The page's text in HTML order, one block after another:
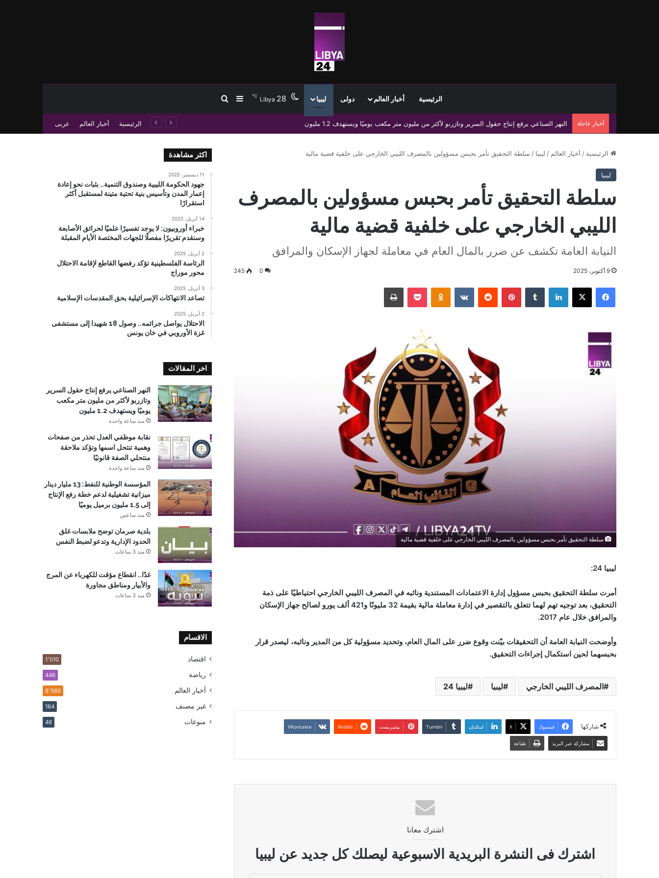
الرئيسية أخبار العالم دولى ليبيا Libya 28
℃ إضافة عمود جانبي
بحث عن
أخبار عاجلة نقابة موظفي العدل تحذر من صفحات وهمية تنتحل اسمها وتؤكد ملاحقة منتحلي الصفة قانونيًا الرئيسية أخبار العالم عربى
الرئيسية / أخبار العالم / ليبيا / سلطة التحقيق تأمر بحبس مسؤولين بالمصرف الليبي الخارجي على خلفية قضية مالية
ليبيا
سلطة التحقيق تأمر بحبس مسؤولين بالمصرف
الليبي الخارجي على خلفية قضية مالية
النيابة العامة تكشف عن ضرر بالمال العام في معاملة لجهاز الإسكان والمرافق
9 أكتوبر، 2025 0
245
فيسبوك ‫X لينكدإن بينتيريست Odnoklassniki
‫Pocket طباعة
سلطة التحقيق تأمر بحبس مسؤولين بالمصرف الليبي الخارجي على خلفية قضية مالية
ليبيا 24:
أمرت سلطة التحقيق بحبس مسؤول إدارة الاعتمادات المستندية ونائبه في المصرف الليبي الخارجي احتياطيًا على ذمة
التحقيق، بعد توجيه تهم لهما تتعلق بالتقصير في إدارة معاملة مالية بقيمة 32 مليونًا و421 ألف يورو لصالح جهاز الإسكان
والمرافق خلال عام 2017.
وأوضحت النيابة العامة أن التحقيقات بيّنت وقوع ضرر على المال العام، وتحديد مسؤولية كل من المدير ونائبه، ليصدر قرار
بحبسهما لحين استكمال إجراءات التحقيق.
المصرف الليبي الخارجي ليبيا ليبيا 24
شاركها فيسبوك ‫X لينكدإن بينتيريست
مشاركة عبر البريد طباعة
اشترك معانا
اشترك فى النشرة البريدية الاسبوعية ليصلك كل جديد عن ليبيا
اكثر مشاهدة
11 ديسمبر، 2025
جهود الحكومة الليبية وصندوق التنمية.. بثبات نحو إعادة
إعمار المدن وتأسيس بنية تحتية متينة لمستقبل أكثر
استقرارًا
14 أبريل، 2025
خبراء أوروبيون: لا يوجد تفسيرًا علميًا لحرائق الأصابعة
وسنقدم تقريرًا مفصلًا للجهات المختصة الأيام المقبلة
2 أبريل، 2025
الرئاسة الفلسطينية تؤكد رفضها القاطع لإقامة الاحتلال
محور موراج
3 أبريل، 2025
تصاعد الانتهاكات الإسرائيلية بحق المقدسات الإسلامية
2 أبريل، 2025
الاحتلال يواصل جرائمه.. وصول 18 شهيدا إلى مستشفى
غزة الأوروبي في خان يونس
اخر المقالات
النهر الصناعي يرفع إنتاج حقول السرير
وتازربو لأكثر من مليون متر مكعب
يوميًا ويستهدف 1.2 مليون
منذ ساعة واحدة
نقابة موظفي العدل تحذر من صفحات
وهمية تنتحل اسمها وتؤكد ملاحقة
منتحلي الصفة قانونيًا
منذ ساعة واحدة
المؤسسة الوطنية للنفط: 13 مليار دينار
ميزانية تشغيلية لدعم خطة رفع الإنتاج
إلى 1.5 مليون برميل يوميًا
منذ ساعتين
بلدية صرمان توضح ملابسات غلق
الحدود الإدارية وتدعو لضبط النفس
منذ 3 ساعات
غدًا.. انقطاع مؤقت للكهرباء عن المرج
والأبيار ومناطق مجاورة
منذ 3 ساعات
الاقسام
اقتصاد 1٬010
رياضة 446
أخبار العالم 8٬585
غير مصنف 164
منوعات 46